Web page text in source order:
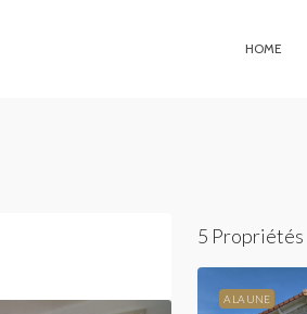
HOME
5 Propriétés
A LA UNE